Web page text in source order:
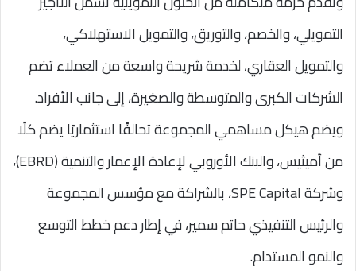
التمويلي، والخصم، والتوريق، والتمويل الاستهلاكي،
والتمويل العقاري، لخدمة شريحة واسعة من العملاء تضم
الشركات الكبرى والمتوسطة والصغيرة، إلى جانب الأفراد.
ويضم هيكل مساهمي المجموعة تحالفًا استثماريًا يضم كلًا
من أميثيس، والبنك الأوروبي لإعادة الإعمار والتنمية (EBRD)،
وشركة SPE Capital، بالشراكة مع مؤسس المجموعة
والرئيس التنفيذي حاتم سمير، في إطار دعم خطط التوسع
والنمو المستدام.